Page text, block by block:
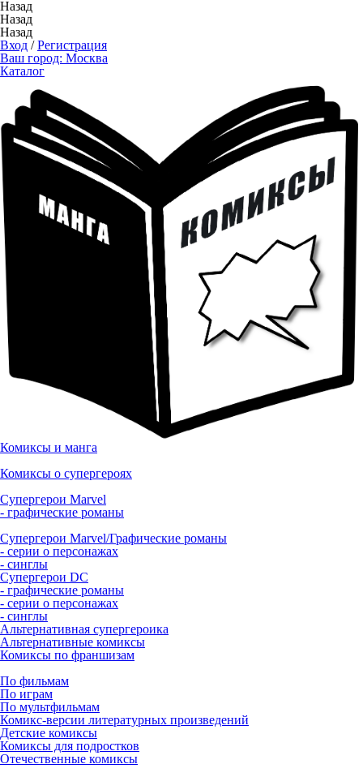
Назад
Назад
Назад
Вход /Регистрация
Ваш город: Москва
Каталог
Комиксы и манга
Комиксы о супергероях
Супергерои Marvel
- графические романы
Супергерои Marvel/Графические романы
- серии о персонажах
- синглы
Супергерои DC
- графические романы
- серии о персонажах
- синглы
Альтернативная супергероика
Альтернативные комиксы
Комиксы по франшизам
По фильмам
По играм
По мультфильмам
Комикс-версии литературных произведений
Детские комиксы
Комиксы для подростков
Отечественные комиксы